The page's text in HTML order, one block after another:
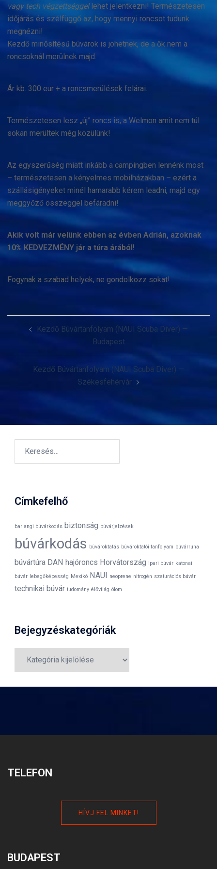
vagy tech végzettséggellehet jelentkezni! Természetesen
időjárás és szélfüggő az, hogy mennyi roncsot tudunk
megnézni!
Kezdő minősítésű búvárok is jöhetnek, de a ők nem a
roncsoknál merülnek majd.
Ár kb. 300 eur + a roncsmerülések felárai.
Természetesen lesz „új” roncs is, a Welmon amit nem túl
sokan merültek még közülünk!
Az egyszerűség miatt inkább a campingben lennénk most
– természetesen a kényelmes mobilházakban – ezért a
szállásigényeket minél hamarabb kérem leadni, majd egy
meggyőző összeggel befáradni!
Akik volt már velünk ebben az évben Adrián, azoknak
10% KEDVEZMÉNY jár a túra árából!
Fogynak a szabad helyek, ne gondolkozz sokat!
navigationKezdő Búvártanfolyam (NAUI Scuba Diver) —
Budapest
Kezdő Búvártanfolyam (NAUI Scuba Diver) —
Székesfehérvár
Címkefelhő
barlangi búvárkodás biztonság búvárjelzések
búvárkodás búvároktatás búvároktatói tanfolyam búvárruha
búvártúra DAN hajóroncs Horvátország ipari búvár katonai
búvár lebegőképesség Mexikó NAUI neoprene nitrogén szaturációs búvár
technikai búvár tudomány élővilág ólom
Bejegyzéskategóriák
TELEFON
HÍVJ FEL MINKET!
BUDAPEST